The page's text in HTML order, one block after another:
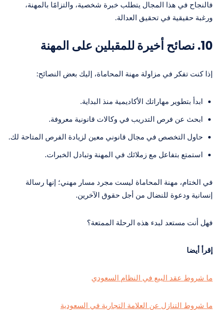
فالنجاح في هذا المجال يتطلب خبرة شخصية، والتزامًا بالمهنة،
ورغبة حقيقية في تحقيق العدالة.
10. نصائح أخيرة للمقبلين على المهنة
إذا كنت تفكر في مزاولة مهنة المحاماة، إليك بعض النصائح:
ابدأ بتطوير مهاراتك الأكاديمية منذ البداية.
ابحث عن فرص التدريب في وكالات قانونية معروفة.
حاول التخصص في مجال قانوني معين لزيادة الفرص المتاحة لك.
استمتع بتفاعل مع زملائك في المهنة وتبادل الخبرات.
في الختام، مهنة المحاماة ليست مجرد مسار مهني؛ إنها رسالة
إنسانية ودعوة للنضال من أجل حقوق الآخرين.
فهل أنت مستعد لبدء هذه الرحلة الممتعة؟
إقرأ أيضا
ما شروط عقد البيع في النظام السعودي
ما شروط التنازل عن العلامة التجارية في السعودية